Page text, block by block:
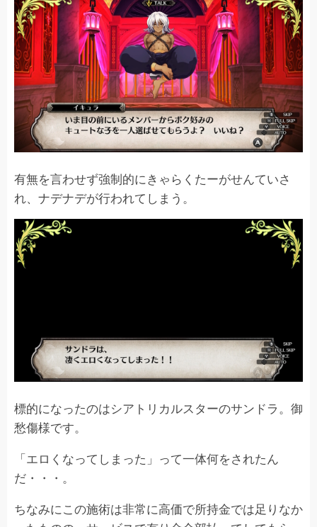
有無を言わせず強制的にきゃらくたーがせんていさ
れ、ナデナデが行われてしまう。
標的になったのはシアトリカルスターのサンドラ。御
愁傷様です。
「エロくなってしまった」って一体何をされたん
だ・・・。
ちなみにこの施術は非常に高価で所持金では足りなか